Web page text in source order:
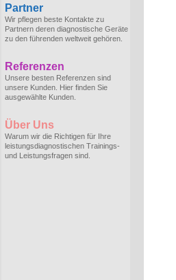
Partner
Wir pflegen beste Kontakte zu
Partnern deren diagnostische Geräte
zu den führenden weltweit gehören.
Referenzen
Unsere besten Referenzen sind
unsere Kunden. Hier finden Sie
ausgewählte Kunden.
Über Uns
Warum wir die Richtigen für Ihre
leistungsdiagnostischen Trainings-
und Leistungsfragen sind.